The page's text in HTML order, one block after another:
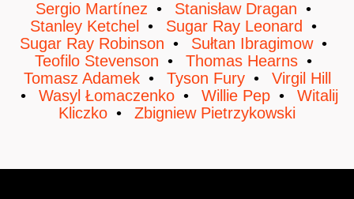
Sergio Martínez
Stanisław Dragan
Stanley Ketchel
Sugar Ray Leonard
Sugar Ray Robinson
Sułtan Ibragimow
Teofilo Stevenson
Thomas Hearns
Tomasz Adamek
Tyson Fury
Virgil Hill
Wasyl Łomaczenko
Willie Pep
Witalij
Kliczko
Zbigniew Pietrzykowski